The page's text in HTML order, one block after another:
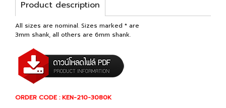
Product description
All sizes are nominal. Sizes marked * are
3mm shank, all others are 6mm shank.
ORDER CODE : KEN-210-3080K